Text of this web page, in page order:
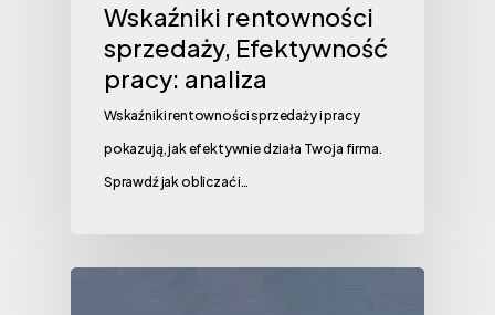
Wskaźniki rentowności
sprzedaży, Efektywność
pracy: analiza
Wskaźniki rentowności sprzedaży i pracy
pokazują, jak efektywnie działa Twoja firma.
Sprawdź jak obliczać i…